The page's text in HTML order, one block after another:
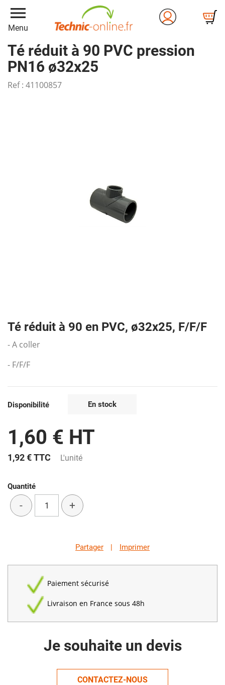
menu
Menu
Té réduit à 90 PVC pression
PN16 ø32x25
Ref : 41100857
Té réduit à 90 en PVC, ø32x25, F/F/F
- A coller
- F/F/F
Disponibilité En stock
1,60 € HT
1,92 €TTC L'unité
Quantité
- +
Partager | Imprimer
Paiement sécurisé
Livraison en France sous 48h
Je souhaite un devis
CONTACTEZ-NOUS